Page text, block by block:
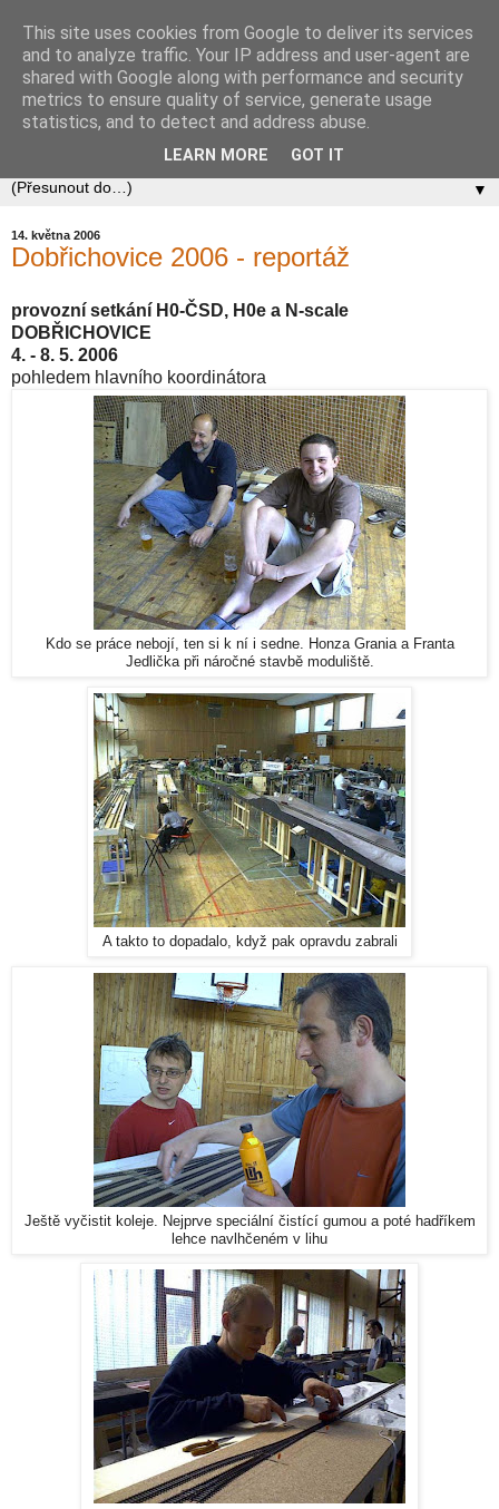
Zababov H0
Spolek Zababov - spolek železničních modelářů zabývající
se stavbou modelové železnice v měřítku 1:87.
▼
14. května 2006
Dobřichovice 2006 - reportáž
provozní setkání H0-ČSD, H0e a N-scale
DOBŘICHOVICE
4. - 8. 5. 2006
pohledem hlavního koordinátora
Kdo se práce nebojí, ten si k ní i sedne. Honza Grania a Franta
Jedlička při náročné stavbě moduliště.
A takto to dopadalo, když pak opravdu zabrali
Ještě vyčistit koleje. Nejprve speciální čistící gumou a poté hadříkem
lehce navlhčeném v lihu
This site uses cookies from Google to deliver its services
and to analyze traffic. Your IP address and user-agent are
shared with Google along with performance and security
metrics to ensure quality of service, generate usage
statistics, and to detect and address abuse.
LEARN MORE GOT IT